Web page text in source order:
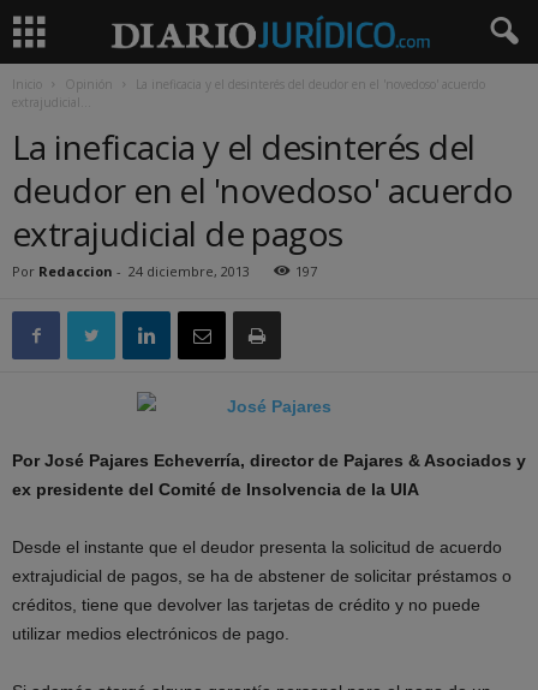
Inicio Opinión
La ineficacia y el desinterés del deudor en el 'novedoso' acuerdo
extrajudicial...
La ineficacia y el desinterés del
deudor en el 'novedoso' acuerdo
extrajudicial de pagos
Por Redaccion - 24 diciembre, 2013 197
Por José Pajares Echeverría, director de Pajares & Asociados y
ex presidente del Comité de Insolvencia de la UIA
Desde el instante que el deudor presenta la solicitud de acuerdo
extrajudicial de pagos, se ha de abstener de solicitar préstamos o
créditos, tiene que devolver las tarjetas de crédito y no puede
utilizar medios electrónicos de pago.